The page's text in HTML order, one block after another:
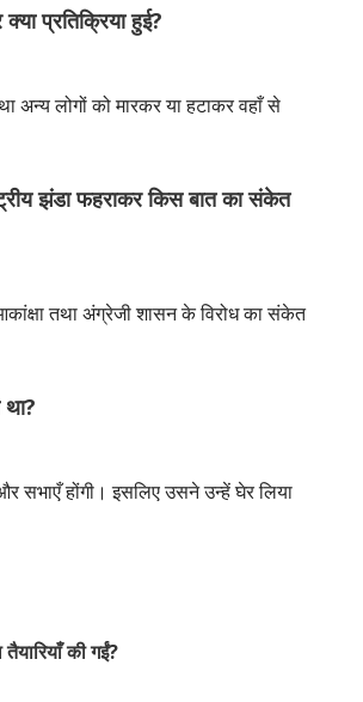
प्रतिक्रिया हुई?
अन्य लोगों को मारकर या हटाकर वहाँ से
झंडा फहराकर किस बात का संकेत
तथा अंग्रेजी शासन के विरोध का संकेत
सभाएँ होंगी। इसलिए उसने उन्हें घेर लिया
की गईं?